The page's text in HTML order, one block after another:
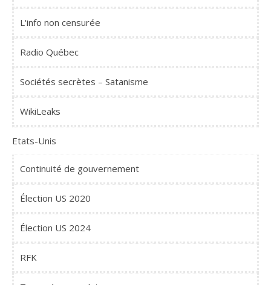
L'info non censurée
Radio Québec
Sociétés secrètes – Satanisme
WikiLeaks
Etats-Unis
Continuité de gouvernement
Élection US 2020
Élection US 2024
RFK